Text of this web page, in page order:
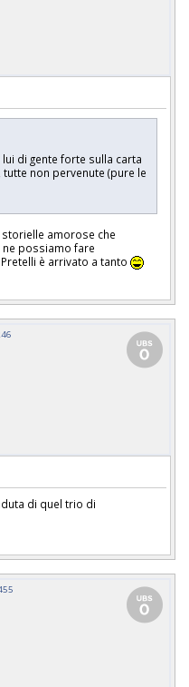
di gente forte sulla carta
tutte non pervenute (pure le
amorose che
possiamo fare
è arrivato a tanto
di quel trio di